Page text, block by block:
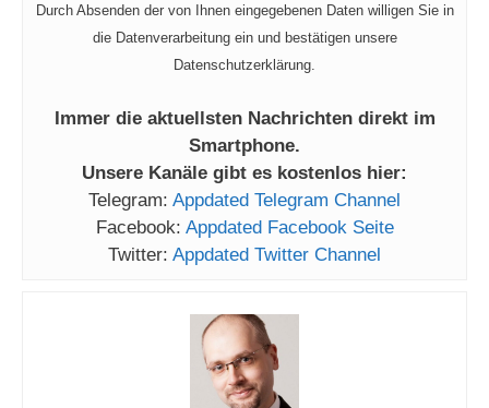
Durch Absenden der von Ihnen eingegebenen Daten willigen Sie in
die Datenverarbeitung ein und bestätigen unsere
Datenschutzerklärung.
Immer die aktuellsten Nachrichten direkt im
Smartphone.
Unsere Kanäle gibt es kostenlos hier:
Telegram: Appdated Telegram Channel
Facebook: Appdated Facebook Seite
Twitter: Appdated Twitter Channel